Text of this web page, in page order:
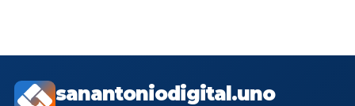
sanantoniodigital.uno